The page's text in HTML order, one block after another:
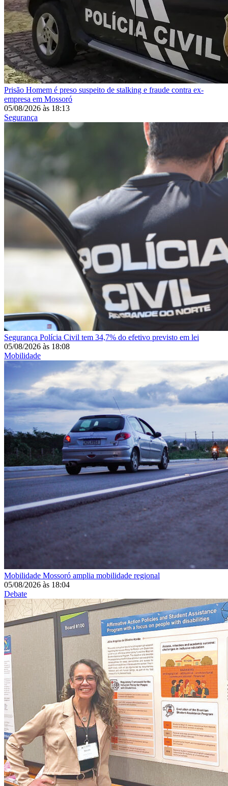
Prisão Homem é preso suspeito de stalking e fraude contra ex-
empresa em Mossoró
05/08/2026 às 18:13
Segurança
Segurança Polícia Civil tem 34,7% do efetivo previsto em lei
05/08/2026 às 18:08
Mobilidade
Mobilidade Mossoró amplia mobilidade regional
05/08/2026 às 18:04
Debate